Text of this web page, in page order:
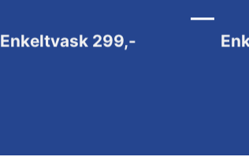
Enkeltvask 299,-